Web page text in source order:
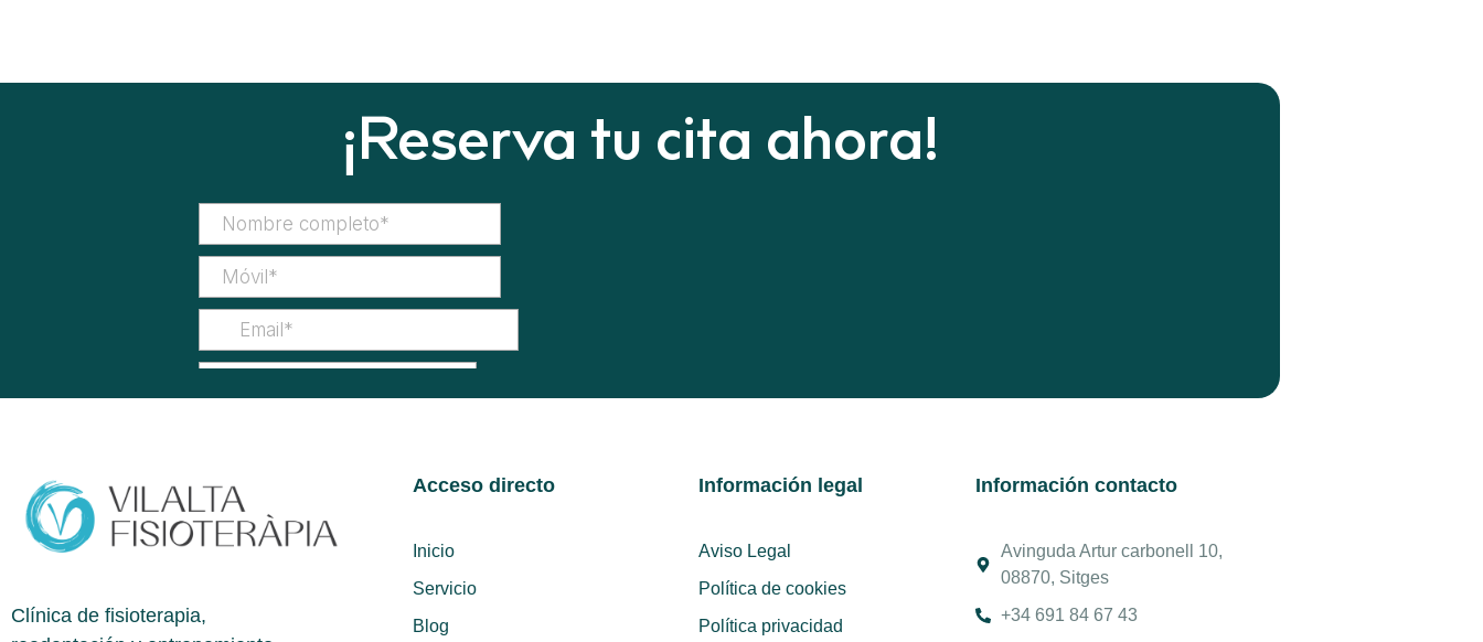
¡Reserva tu cita ahora!
Clínica de fisioterapia,
Acceso directo
Inicio
Servicio
Blog
Información legal
Aviso Legal
Política de cookies
Política privacidad
Información contacto
Avinguda Artur carbonell 10,
08870, Sitges
+34 691 84 67 43